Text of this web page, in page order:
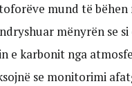
mund të bëhen
mënyrën se
e karbonit nga
se monitorimi